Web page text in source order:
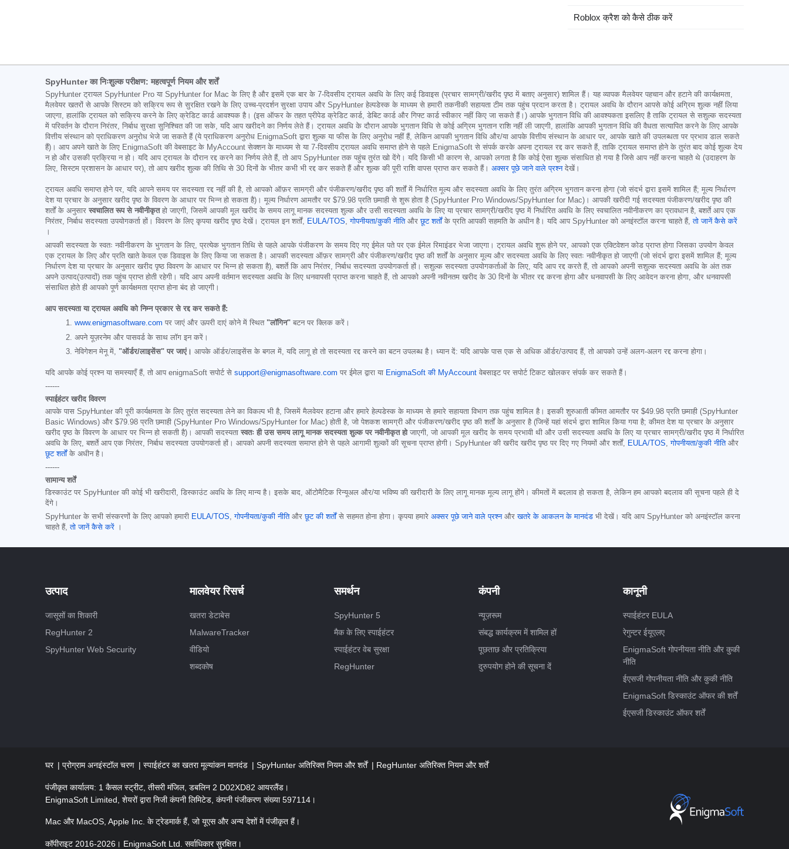
Roblox क्रैश को कैसे ठीक करें
SpyHunter का निःशुल्क परीक्षण: महत्वपूर्ण नियम और शर्तें
SpyHunter ट्रायल SpyHunter Pro या SpyHunter for Mac के लिए है और इसमें एक बार के 7-दिवसीय ट्रायल अवधि के लिए कई डिवाइस (प्रचार सामग्री/खरीद पृष्ठ में बताए अनुसार) शामिल हैं। यह व्यापक मैलवेयर पहचान और हटाने की कार्यक्षमता,
मैलवेयर खतरों से आपके सिस्टम को सक्रिय रूप से सुरक्षित रखने के लिए उच्च-प्रदर्शन सुरक्षा उपाय और SpyHunter हेल्पडेस्क के माध्यम से हमारी तकनीकी सहायता टीम तक पहुंच प्रदान करता है। ट्रायल अवधि के दौरान आपसे कोई अग्रिम शुल्क नहीं लिया
जाएगा, हालांकि ट्रायल को सक्रिय करने के लिए क्रेडिट कार्ड आवश्यक है। (इस ऑफर के तहत प्रीपेड क्रेडिट कार्ड, डेबिट कार्ड और गिफ्ट कार्ड स्वीकार नहीं किए जा सकते हैं।) आपके भुगतान विधि की आवश्यकता इसलिए है ताकि ट्रायल से सशुल्क सदस्यता
में परिवर्तन के दौरान निरंतर, निर्बाध सुरक्षा सुनिश्चित की जा सके, यदि आप खरीदने का निर्णय लेते हैं। ट्रायल अवधि के दौरान आपके भुगतान विधि से कोई अग्रिम भुगतान राशि नहीं ली जाएगी, हालांकि आपकी भुगतान विधि की वैधता सत्यापित करने के लिए आपके
वित्तीय संस्थान को प्राधिकरण अनुरोध भेजे जा सकते हैं (ये प्राधिकरण अनुरोध EnigmaSoft द्वारा शुल्क या फीस के लिए अनुरोध नहीं हैं, लेकिन आपकी भुगतान विधि और/या आपके वित्तीय संस्थान के आधार पर, आपके खाते की उपलब्धता पर प्रभाव डाल सकते
हैं)। आप अपने खाते के लिए EnigmaSoft की वेबसाइट के MyAccount सेक्शन के माध्यम से या 7-दिवसीय ट्रायल अवधि समाप्त होने से पहले EnigmaSoft से संपर्क करके अपना ट्रायल रद्द कर सकते हैं, ताकि ट्रायल समाप्त होने के तुरंत बाद कोई शुल्क देय
न हो और उसकी प्रक्रिया न हो। यदि आप ट्रायल के दौरान रद्द करने का निर्णय लेते हैं, तो आप SpyHunter तक पहुंच तुरंत खो देंगे। यदि किसी भी कारण से, आपको लगता है कि कोई ऐसा शुल्क संसाधित हो गया है जिसे आप नहीं करना चाहते थे (उदाहरण के
लिए, सिस्टम प्रशासन के आधार पर), तो आप खरीद शुल्क की तिथि से 30 दिनों के भीतर कभी भी रद्द कर सकते हैं और शुल्क की पूरी राशि वापस प्राप्त कर सकते हैं। अक्सर पूछे जाने वाले प्रश्नदेखें।
ट्रायल अवधि समाप्त होने पर, यदि आपने समय पर सदस्यता रद्द नहीं की है, तो आपको ऑफ़र सामग्री और पंजीकरण/खरीद पृष्ठ की शर्तों में निर्धारित मूल्य और सदस्यता अवधि के लिए तुरंत अग्रिम भुगतान करना होगा (जो संदर्भ द्वारा इसमें शामिल हैं; मूल्य निर्धारण
देश या प्रचार के अनुसार खरीद पृष्ठ के विवरण के आधार पर भिन्न हो सकता है)। मूल्य निर्धारण आमतौर पर $79.98 प्रति छमाही से शुरू होता है (SpyHunter Pro Windows/SpyHunter for Mac)। आपकी खरीदी गई सदस्यता पंजीकरण/खरीद पृष्ठ की
शर्तों के अनुसार स्वचालित रूप से नवीनीकृतहो जाएगी, जिसमें आपकी मूल खरीद के समय लागू मानक सदस्यता शुल्क और उसी सदस्यता अवधि के लिए या प्रचार सामग्री/खरीद पृष्ठ में निर्धारित अवधि के लिए स्वचालित नवीनीकरण का प्रावधान है, बशर्ते आप एक
निरंतर, निर्बाध सदस्यता उपयोगकर्ता हों। विवरण के लिए कृपया खरीद पृष्ठ देखें। ट्रायल इन शर्तों, EULA/TOS,गोपनीयता/कुकी नीतिऔरछूट शर्तोंके प्रति आपकी सहमति के अधीन है। यदि आप SpyHunter को अनइंस्टॉल करना चाहते हैं,तो जानें कैसे करें
।
आपकी सदस्यता के स्वतः नवीनीकरण के भुगतान के लिए, प्रत्येक भुगतान तिथि से पहले आपके पंजीकरण के समय दिए गए ईमेल पते पर एक ईमेल रिमाइंडर भेजा जाएगा। ट्रायल अवधि शुरू होने पर, आपको एक एक्टिवेशन कोड प्राप्त होगा जिसका उपयोग केवल
एक ट्रायल के लिए और प्रति खाते केवल एक डिवाइस के लिए किया जा सकता है। आपकी सदस्यता ऑफ़र सामग्री और पंजीकरण/खरीद पृष्ठ की शर्तों के अनुसार मूल्य और सदस्यता अवधि के लिए स्वतः नवीनीकृत हो जाएगी (जो संदर्भ द्वारा इसमें शामिल हैं; मूल्य
निर्धारण देश या प्रचार के अनुसार खरीद पृष्ठ विवरण के आधार पर भिन्न हो सकता है), बशर्ते कि आप निरंतर, निर्बाध सदस्यता उपयोगकर्ता हों। सशुल्क सदस्यता उपयोगकर्ताओं के लिए, यदि आप रद्द करते हैं, तो आपको अपनी सशुल्क सदस्यता अवधि के अंत तक
अपने उत्पाद(उत्पादों) तक पहुंच प्राप्त होती रहेगी। यदि आप अपनी वर्तमान सदस्यता अवधि के लिए धनवापसी प्राप्त करना चाहते हैं, तो आपको अपनी नवीनतम खरीद के 30 दिनों के भीतर रद्द करना होगा और धनवापसी के लिए आवेदन करना होगा, और धनवापसी
संसाधित होते ही आपको पूर्ण कार्यक्षमता प्राप्त होना बंद हो जाएगी।
आप सदस्यता या ट्रायल अवधि को निम्न प्रकार से रद्द कर सकते हैं:
www.enigmasoftware.com पर जाएं और ऊपरी दाएं कोने में स्थित "लॉगिन" बटन पर क्लिक करें।
अपने यूज़रनेम और पासवर्ड के साथ लॉग इन करें।
नेविगेशन मेनू में, "ऑर्डर/लाइसेंस" पर जाएं। आपके ऑर्डर/लाइसेंस के बगल में, यदि लागू हो तो सदस्यता रद्द करने का बटन उपलब्ध है। ध्यान दें: यदि आपके पास एक से अधिक ऑर्डर/उत्पाद हैं, तो आपको उन्हें अलग-अलग रद्द करना होगा।
यदि आपके कोई प्रश्न या समस्याएँ हैं, तो आप enigmaSoft सपोर्ट से support@enigmasoftware.com पर ईमेल द्वारा या EnigmaSoft की MyAccount वेबसाइट पर सपोर्ट टिकट खोलकर संपर्क कर सकते हैं।
------
स्पाईहंटर खरीद विवरण
आपके पास SpyHunter की पूरी कार्यक्षमता के लिए तुरंत सदस्यता लेने का विकल्प भी है, जिसमें मैलवेयर हटाना और हमारे हेल्पडेस्क के माध्यम से हमारे सहायता विभाग तक पहुंच शामिल है। इसकी शुरुआती कीमत आमतौर पर $49.98 प्रति छमाही (SpyHunter
Basic Windows) और $79.98 प्रति छमाही (SpyHunter Pro Windows/SpyHunter for Mac) होती है, जो पेशकश सामग्री और पंजीकरण/खरीद पृष्ठ की शर्तों के अनुसार है (जिन्हें यहां संदर्भ द्वारा शामिल किया गया है; कीमत देश या प्रचार के अनुसार
खरीद पृष्ठ के विवरण के आधार पर भिन्न हो सकती है)। आपकी सदस्यता स्वतः ही उस समय लागू मानक सदस्यता शुल्क पर नवीनीकृत होजाएगी, जो आपकी मूल खरीद के समय प्रभावी थी और उसी सदस्यता अवधि के लिए या प्रचार सामग्री/खरीद पृष्ठ में निर्धारित
अवधि के लिए, बशर्ते आप एक निरंतर, निर्बाध सदस्यता उपयोगकर्ता हों। आपको अपनी सदस्यता समाप्त होने से पहले आगामी शुल्कों की सूचना प्राप्त होगी। SpyHunter की खरीद खरीद पृष्ठ पर दिए गए नियमों और शर्तों,
EULA/TOS ,गोपनीयता/कुकी नीतिऔर
छूट शर्तोंके अधीन है।
------
सामान्य शर्तें
डिस्काउंट पर SpyHunter की कोई भी खरीदारी, डिस्काउंट अवधि के लिए मान्य है। इसके बाद, ऑटोमैटिक रिन्यूअल और/या भविष्य की खरीदारी के लिए लागू मानक मूल्य लागू होंगे। कीमतों में बदलाव हो सकता है, लेकिन हम आपको बदलाव की सूचना पहले ही दे
देंगे।
SpyHunter के सभी संस्करणों के लिए आपको हमारी EULA/TOS ,गोपनीयता/कुकी नीतिऔरछूट की शर्तोंसे सहमत होना होगा। कृपया हमारे अक्सर पूछे जाने वाले प्रश्नऔरखतरे के आकलन के मानदंड भी देखें। यदि आप SpyHunter को अनइंस्टॉल करना
चाहते हैं,तो जानें कैसे करें ।
उत्पाद
जासूसों का शिकारी
RegHunter 2
SpyHunter Web Security
मालवेयर रिसर्च
खतरा डेटाबेस
MalwareTracker
वीडियो
शब्दकोष
समर्थन
SpyHunter 5
मैक के लिए स्पाईहंटर
स्पाईहंटर वेब सुरक्षा
RegHunter
कंपनी
न्यूज़रूम
संबद्ध कार्यक्रम में शामिल हों
पूछताछ और प्रतिक्रिया
दुरुपयोग होने की सूचना दें
कानूनी
स्पाईहंटर EULA
रेगुन्टर ईयूएलए
EnigmaSoft गोपनीयता नीति और कुकी
नीति
ईएसजी गोपनीयता नीति और कुकी नीति
EnigmaSoft डिस्काउंट ऑफर की शर्तें
ईएसजी डिस्काउंट ऑफर शर्तें
घर प्रोग्राम अनइंस्टॉल चरण स्पाईहंटर का खतरा मूल्यांकन मानदंड SpyHunter अतिरिक्त नियम और शर्तें RegHunter अतिरिक्त नियम और शर्तें
पंजीकृत कार्यालय: 1 कैसल स्ट्रीट, तीसरी मंजिल, डबलिन 2 D02XD82 आयरलैंड।
EnigmaSoft Limited, शेयरों द्वारा निजी कंपनी लिमिटेड, कंपनी पंजीकरण संख्या 597114।
Mac और MacOS, Apple Inc. के ट्रेडमार्क हैं, जो यूएस और अन्य देशों में पंजीकृत हैं।
कॉपीराइट 2016-2026। EnigmaSoft Ltd. सर्वाधिकार सुरक्षित।